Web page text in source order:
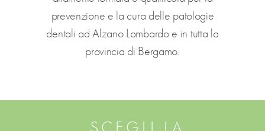
prevenzione e la cura delle patologie
dentali ad Alzano Lombardo e in tutta la
provincia di Bergamo.